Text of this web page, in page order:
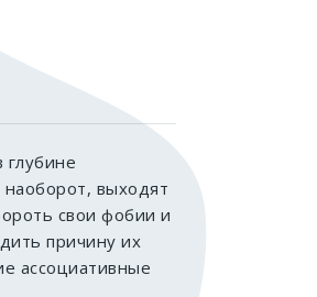
глубине
выходят
свои фобии и
причину их
ассоциативные